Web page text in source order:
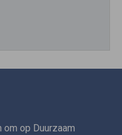
– Responsible
op Duurzaam